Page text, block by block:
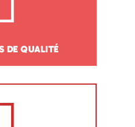
DE QUALITÉ